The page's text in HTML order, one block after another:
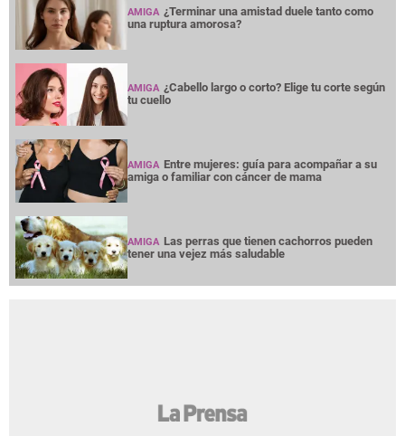
AMIGA ¿Terminar una amistad duele tanto como
una ruptura amorosa?
AMIGA ¿Cabello largo o corto? Elige tu corte según
tu cuello
AMIGA Entre mujeres: guía para acompañar a su
amiga o familiar con cáncer de mama
AMIGA Las perras que tienen cachorros pueden
tener una vejez más saludable